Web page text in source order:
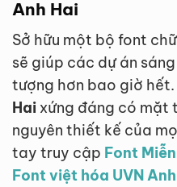
Anh Hai
Sở hữu một bộ font
sẽ giúp các dự án
tượng hơn bao giờ hết.
Hai xứng đáng có mặt
nguyên thiết kế của
tay truy cập Font
Font việt hóa UVN